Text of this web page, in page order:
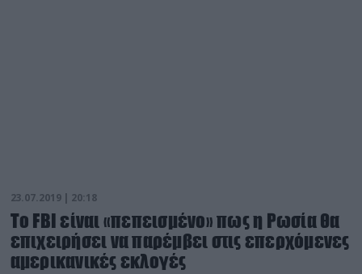
23.07.2019 | 20:18
Το FBI είναι «πεπεισμένο» πως η Ρωσία θα
επιχειρήσει να παρέμβει στις επερχόμενες
αμερικανικές εκλογές